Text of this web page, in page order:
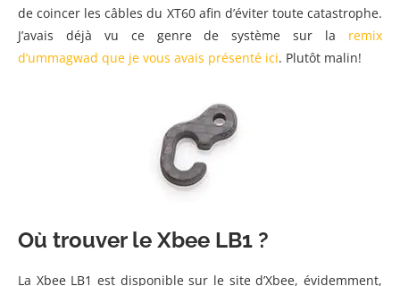
de coincer les câbles du XT60 afin d’éviter toute catastrophe.
J’avais déjà vu ce genre de système sur la remix
d’ummagwad que je vous avais présenté ici. Plutôt malin!
Où trouver le Xbee LB1 ?
La Xbee LB1 est disponible sur le site d’Xbee, évidemment,